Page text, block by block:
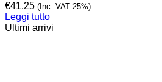
€41,25 (Inc. VAT 25%)
Leggi tutto
Ultimi arrivi